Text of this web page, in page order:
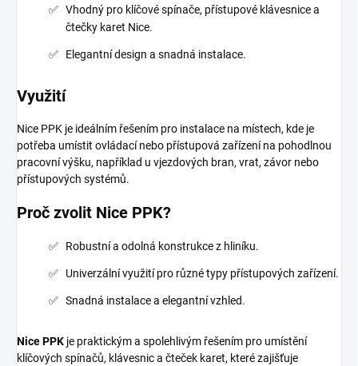
Vhodný pro klíčové spínače, přístupové klávesnice a
čtečky karet Nice.
Elegantní design a snadná instalace.
Využití
Nice PPK je ideálním řešením pro instalace na místech, kde je
potřeba umístit ovládací nebo přístupová zařízení na pohodlnou
pracovní výšku, například u vjezdových bran, vrat, závor nebo
přístupových systémů.
Proč zvolit Nice PPK?
Robustní a odolná konstrukce z hliníku.
Univerzální využití pro různé typy přístupových zařízení.
Snadná instalace a elegantní vzhled.
Nice PPK je praktickým a spolehlivým řešením pro umístění
klíčových spínačů, klávesnic a čteček karet, které zajišťuje